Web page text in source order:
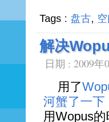
Tags : 盘古,
解决
日期 : 2009年
用了
河蟹了一下
用Wopus